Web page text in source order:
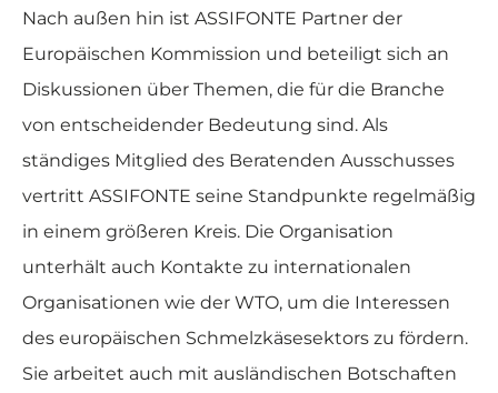
Nach außen hin ist ASSIFONTE Partner der
Europäischen Kommission und beteiligt sich an
Diskussionen über Themen, die für die Branche
von entscheidender Bedeutung sind. Als
ständiges Mitglied des Beratenden Ausschusses
vertritt ASSIFONTE seine Standpunkte regelmäßig
in einem größeren Kreis. Die Organisation
unterhält auch Kontakte zu internationalen
Organisationen wie der WTO, um die Interessen
des europäischen Schmelzkäsesektors zu fördern.
Sie arbeitet auch mit ausländischen Botschaften